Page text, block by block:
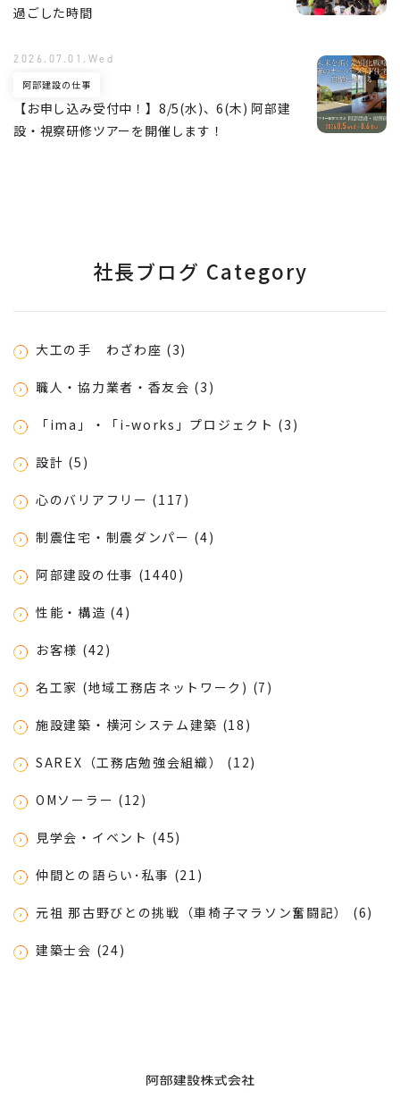
過ごした時間
【お申し込み受付中！】8/5(水)、6(木) 阿部建
設・視察研修ツアーを開催します！
阿部建設の仕事
2026.07.01.Wed
社長ブログ Category
大工の手 わざわ座 (3)
職人・協力業者・香友会 (3)
「ima」・「i-works」プロジェクト (3)
設計 (5)
心のバリアフリー (117)
制震住宅・制震ダンパー (4)
阿部建設の仕事 (1440)
性能・構造 (4)
お客様 (42)
名工家 (地域工務店ネットワーク) (7)
施設建築・横河システム建築 (18)
SAREX（工務店勉強会組織） (12)
OMソーラー (12)
見学会・イベント (45)
仲間との語らい･私事 (21)
元祖 那古野びとの挑戦（車椅子マラソン奮闘記） (6)
建築士会 (24)